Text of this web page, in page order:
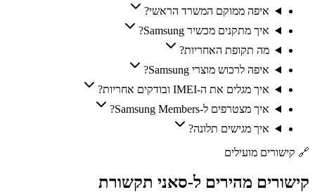
איפה ממוקם המשרד הראשי?
איך מתקנים מכשיר Samsung?
מה תקופת האחריות?
איפה לרכוש מוצרי Samsung?
איך מגלים את ה-IMEI ובודקים אחריות?
איך מצטרפים ל-Samsung Members?
איך מגישים תלונה?
🔗 קישורים מועילים
קישורים מהירים ל-סאני תקשורת